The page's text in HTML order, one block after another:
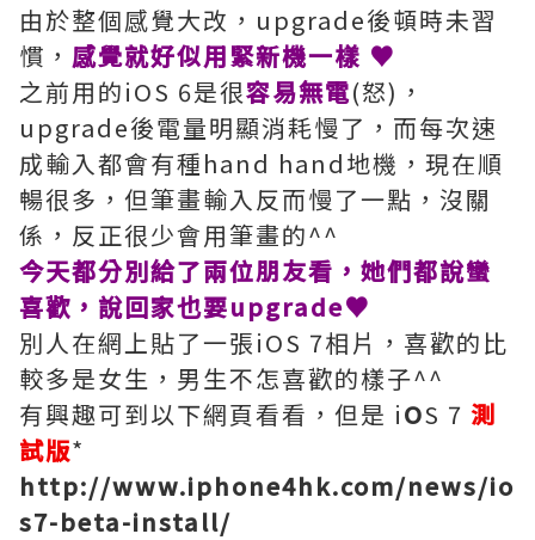
由於整個感覺大改，upgrade後頓時未習
慣， 感覺就好似用緊新機一樣 ♥
之前用的iOS 6是很容易無電(怒)，
upgrade後電量明顯消耗慢了，而每次速
成輸入都會有種hand hand地機，現在順
暢很多，但筆畫輸入反而慢了一點，沒關
係，反正很少會用筆畫的^^
今天都分別給了兩位朋友看，她們都說蠻
喜歡，說回家也要upgrade♥
別人在網上貼了一張iOS 7相片，喜歡的比
較多是女生，男生不怎喜歡的樣子^^
有興趣可到以下網頁看看，但是 iOS 7 測
試版*
http://www.iphone4hk.com/news/io
s7-beta-install/